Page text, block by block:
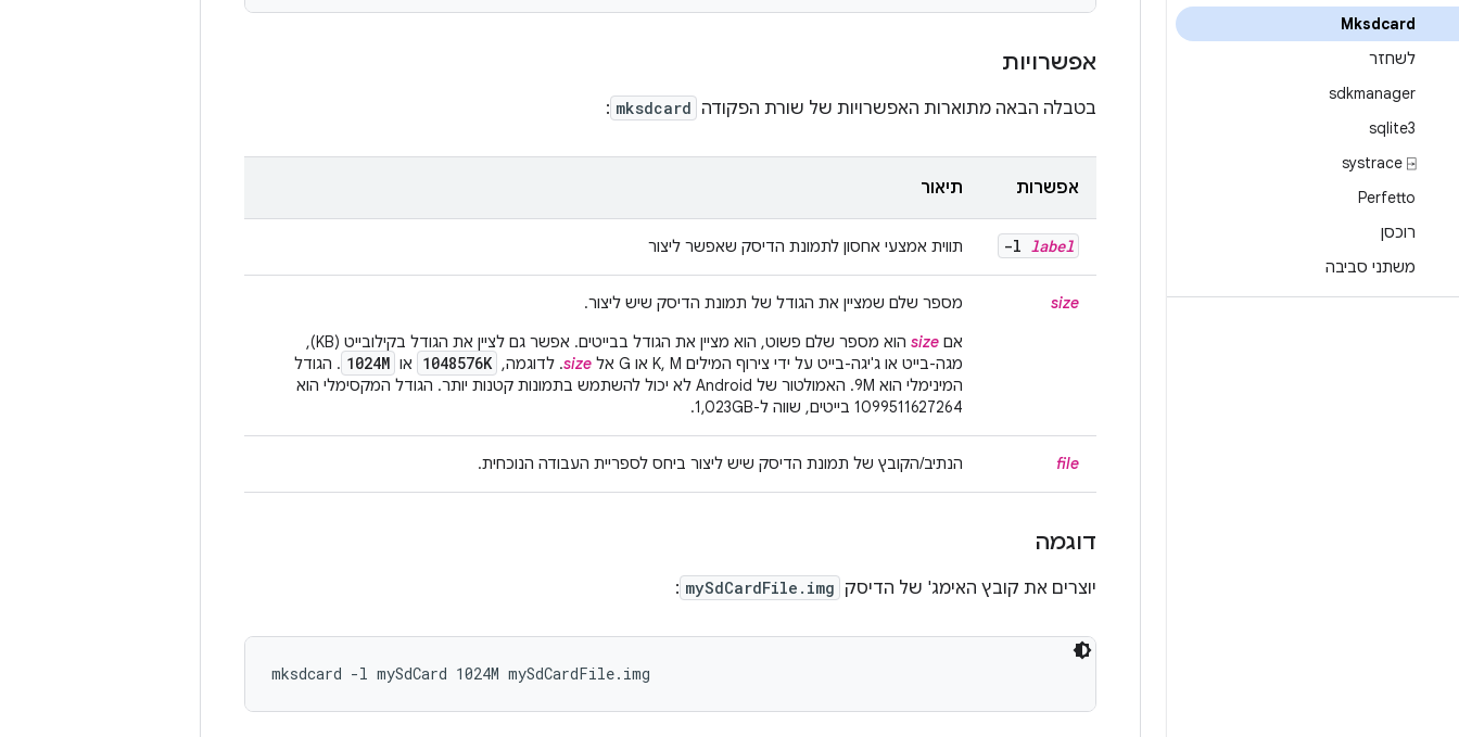
Mksdcard
לשחזר
sdkmanager
sqlite3
systrace ⍈
Perfetto
רוכסן
משתני סביבה
אפשרויות
בטבלה הבאה מתוארות האפשרויות של שורת הפקודה mksdcard
:
אפשרות תיאור
-l label תווית אמצעי אחסון לתמונת הדיסק שאפשר ליצור
size
מספר שלם שמציין את הגודל של תמונת הדיסק שיש ליצור.
אם size
הוא מספר שלם פשוט, הוא מציין את הגודל בבייטים. אפשר גם לציין את הגודל בקילובייט (KB),
מגה-בייט או ג'יגה-בייט על ידי צירוף המילים K, M או G אל
size. לדוגמה, 1048576K או 1024M . הגודל
המינימלי הוא 9M. האמולטור של Android לא יכול להשתמש בתמונות קטנות יותר. הגודל המקסימלי הוא
1099511627264 בייטים, שווה ל-1,023GB.
file הנתיב/הקובץ של תמונת הדיסק שיש ליצור ביחס לספריית העבודה הנוכחית.
דוגמה
יוצרים את קובץ האימג' של הדיסק mySdCardFile.img
:
mksdcard -l mySdCard 1024M mySdCardFile.img